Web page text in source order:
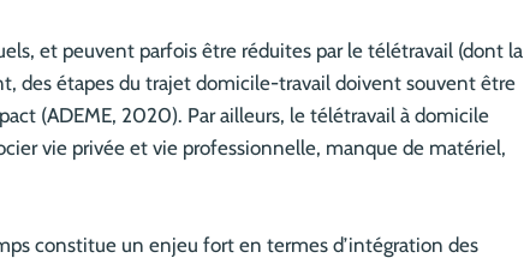
et peuvent parfois être réduites par le télétravail (dont la
des étapes du trajet domicile-travail doivent souvent être
(ADEME, 2020). Par ailleurs, le télétravail à domicile
vie privée et vie professionnelle, manque de matériel,
constitue un enjeu fort en termes d’intégration des